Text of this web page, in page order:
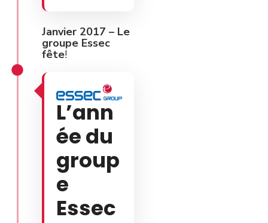
Janvier 2017 – Le
groupe Essec
fête!
L’ann
ée du
group
e
Essec